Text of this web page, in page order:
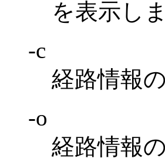
を表示し
-c
経路情報
-o
経路情報